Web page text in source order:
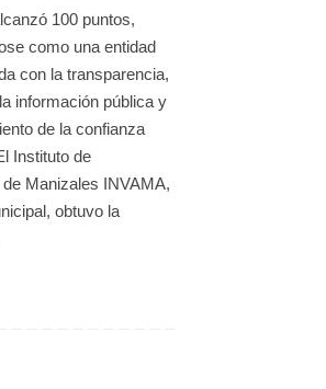
100 puntos,
como una entidad
con la transparencia,
información pública y
de la confianza
Instituto de
Manizales INVAMA,
obtuvo la